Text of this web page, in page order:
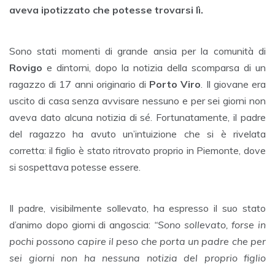
aveva ipotizzato che potesse trovarsi lì.
Sono stati momenti di grande ansia per la comunità di
Rovigo e dintorni, dopo la notizia della scomparsa di un
ragazzo di 17 anni originario di Porto Viro . Il giovane era
uscito di casa senza avvisare nessuno e per sei giorni non
aveva dato alcuna notizia di sé. Fortunatamente, il padre
del ragazzo ha avuto un’intuizione che si è rivelata
corretta: il figlio è stato ritrovato proprio in Piemonte, dove
si sospettava potesse essere.
Il padre, visibilmente sollevato, ha espresso il suo stato
d’animo dopo giorni di angoscia: “Sono sollevato, forse in
pochi possono capire il peso che porta un padre che per
sei giorni non ha nessuna notizia del proprio figlio